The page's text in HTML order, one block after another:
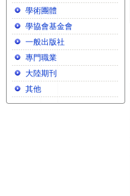
學術團體
學協會基金會
一般出版社
專門職業
大陸期刊
其他